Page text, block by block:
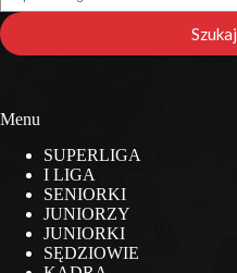
stronie
Szukaj
Menu
SUPERLIGA
I LIGA
SENIORKI
JUNIORZY
JUNIORKI
SĘDZIOWIE